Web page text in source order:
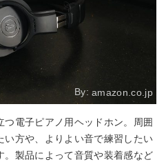
By:amazon.co.jp
電子ピアノ用ヘッドホン。周囲
い方や、よりよい音で練習したい
。製品によって音質や装着感など